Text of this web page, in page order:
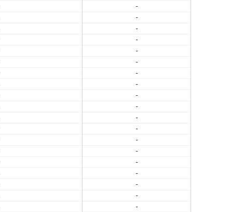
-
-
-
-
-
-
-
-
-
-
-
-
-
-
-
-
-
-
-